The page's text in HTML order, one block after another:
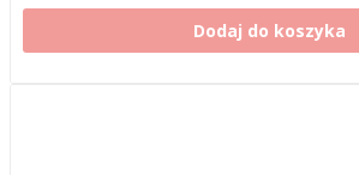
Dodaj do koszyka